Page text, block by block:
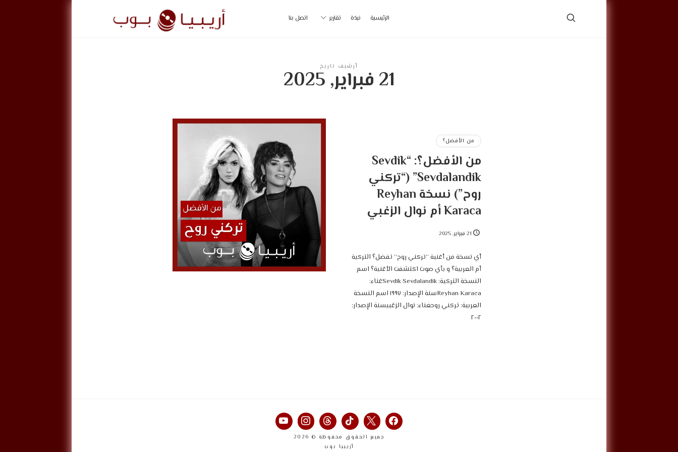
الرئيسية نبذة تقارير اتصل بنا
أريبيا
أرشيف تاريخ
21 فبراير, 2025
من الأفضل؟
من الأفضل؟: “Sevdik
Sevdalandik” (“تركني
روح”) نسخة Reyhan
Karaca أم نوال الزغبي
21 فبراير, 2025
أي نسخة من أغنية “تركني روح” تفضل؟ التركية
أم العربية؟ و بأي صوت اكتشفت الأغنية؟ اسم
النسخة التركية: Sevdik Sevdalandikغناء:
Reyhan Karacaسنة الإصدار: ١٩٩٧ اسم النسخة
العربية: تركني روحغناء: نوال الزغبيسنة الإصدار:
٢٠٠٢
جميع الحقوق محفوظة © 2026
أريبيا بوب